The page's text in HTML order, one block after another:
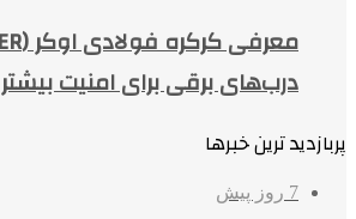
درب‌های برقی برای امنیت بیشتر
پربازدید ترین خبرها
7 روز پیش